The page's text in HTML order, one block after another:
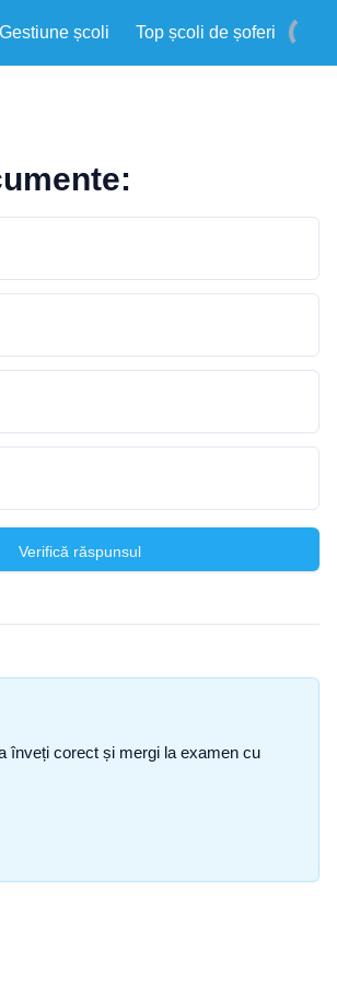
Gestiune școli Top școli de șoferi
Verifică răspunsul
înveți corect și mergi la examen cu